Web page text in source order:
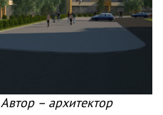
– архитектор